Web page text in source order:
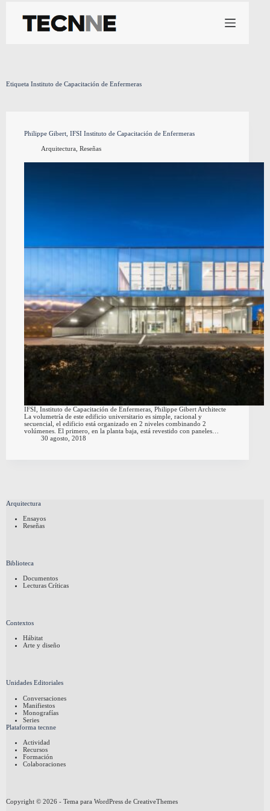
contenido
Etiqueta Instituto de Capacitación de Enfermeras
Philippe Gibert, IFSI Instituto de Capacitación de Enfermeras
Arquitectura, Reseñas
IFSI, Instituto de Capacitación de Enfermeras, Philippe Gibert Architecte
La volumetría de este edificio universitario es simple, racional y
secuencial, el edificio está organizado en 2 niveles combinando 2
volúmenes. El primero, en la planta baja, está revestido con paneles…
30 agosto, 2018
Arquitectura
Ensayos
Reseñas
Biblioteca
Documentos
Lecturas Críticas
Contextos
Hábitat
Arte y diseño
Unidades Editoriales
Conversaciones
Manifiestos
Monografías
Series
Plataforma tecnne
Actividad
Recursos
Formación
Colaboraciones
Copyright © 2026 - Tema para WordPress de CreativeThemes